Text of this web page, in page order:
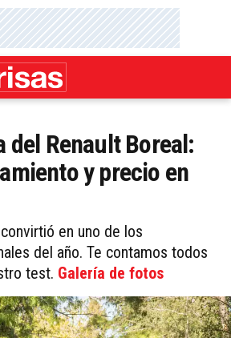
del Renault Boreal:
y precio en
en uno de los
del año. Te contamos todos
test. Galería de fotos